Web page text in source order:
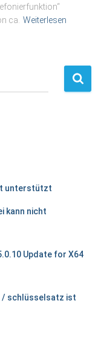
ca. Weiterlesen
unterstützt
kann nicht
Update for X64
/ schlüsselsatz ist